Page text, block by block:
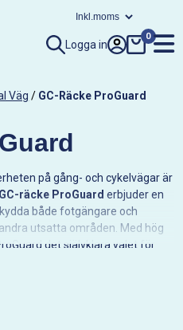
Logga in
0
Väg / GC-Räcke ProGuard
på gång- och cykelvägar är
GC-räcke ProGuard erbjuder en
både fotgängare och
utsatta områden. Med hög
det självklara valet för